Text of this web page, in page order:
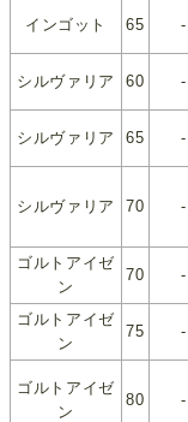
インゴット 65 -
シルヴァリア 60 -
シルヴァリア 65 -
シルヴァリア 70 -
ゴルトアイゼ
ン
70 -
ゴルトアイゼ
ン
75 -
ゴルトアイゼ
ン
80 -